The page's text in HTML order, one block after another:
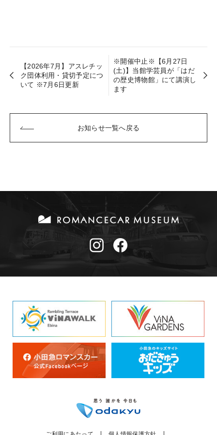
【2026年7月】アスレチッ
ク団体利用・貸切予定につ
いて ※7月6日更新
※開催中止※【6月27日
(土)】当館学芸員が「はだ
の歴史博物館」にて講演し
ます
お知らせ一覧へ戻る